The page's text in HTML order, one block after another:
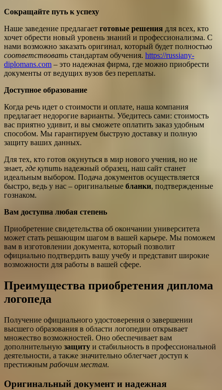
Сокращайте путь к успеху
Наше заведение предлагает готовые решения для всех, кто
хочет обрести новый уровень знаний и профессионализма. С
нами возможно заказать оригинал, который будет полностью
соответствовать стандартам обучения. https://russiany-
diplomans.com – это надежная фирма, где можно приобрести
документы от ведущих вузов без переплаты.
Доступное образование
Когда речь идет о стоимости и оплате, наша компания
предлагает недорогие варианты. Убедитесь сами: стоимость
вас приятно удивит, и вы сможете оплатить заказ удобным
способом. Мы гарантируем быструю доставку и полную
защиту ваших данных.
Для тех, кто готов окунуться в мир нового учения, но не
знает, где купить надежный образец, наш сайт станет
идеальным выбором. Подача документов осуществляется
быстро, ведь у нас – оригинальные бланки, подтвержденные
гознаком.
Вам доступна любая степень
Приобретение свидетельства об окончании университета
может стать решающим шагом в вашей карьере. Мы поможем
вам в изготовлении документа, который позволит
официально подтвердить вашу учебу и представит широкие
возможности для работы в вашей сфере.
Преимущества приобретения диплома
логопеда
Получение официального удостоверения о завершении
высшего образования в области логопедии открывает
множество возможностей. Оно обеспечивает вам
дополнительную защиту и стабильность в профессиональной
деятельности, а также значительно облегчает доступ к
престижным рабочим местам.
Оригинальный документ и надежная